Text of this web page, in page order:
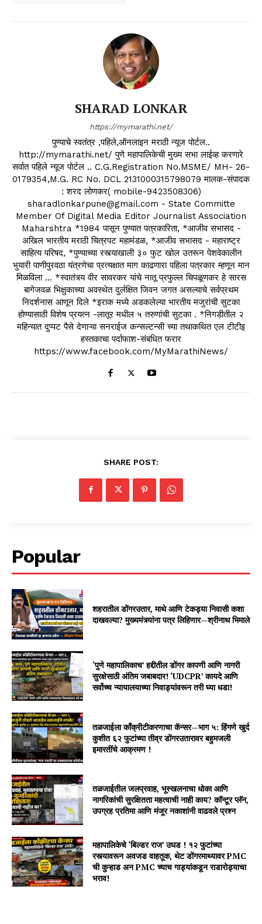
SHARAD LONKAR
https://mymarathi.net/
पुण्याचे स्वतंत्र ,पहिले,ऑनलाइन मराठी न्यूज पोर्टल..
http://mymarathi.net/ पुणे महापालिकेची मुख्य सभा लाईव्ह करणारे
सर्वात पहिले न्यूज पोर्टल .. C.G.Registration No.MSME/ MH- 26-
0179354,M.G. RC No. DCL 2131000315798079 मालक-संपादक
: शरद लोणकर( mobile-9423508306)
sharadlonkarpune@gmail.com - State Committe
Member Of Digital Media Editor Journalist Association
Maharshtra *1984 पासून पुण्यात पत्रकारिता, *आजीव सभासद -
अखिल भारतीय मराठी चित्रपट महामंडळ, *आजीव सभासद - महाराष्ट्र
साहित्य परिषद, *पुण्याच्या रस्त्याखाली ३० फुट खोल उतरून पेशवेकालीन
भुयारी पाणीपुरवठा यंत्रणेचा प्रत्यक्षात माग काढणारा पहिला पत्रकार म्हणून मान
मिळविला ... *स्वातंत्र्य वीर सावरकर यांचे नातू प्रफुल्ल चिपळूणकर हे सारस
बागेजवळ भिक्षुकाच्या अवस्थेत दुर्लक्षित जिवन जगत असल्याचे सर्वप्रथम
निदर्शनास आणून दिले *इराक मध्ये अडकलेल्या भारतीय मजुरांची सुटका
होण्यासाठी विशेष प्रयत्न -लातूर मधील ५ तरुणांची सुटका . *निगडीतील २
महिन्यात दुप्पट पैसे देणाऱ्या सनराईज कन्सल्टन्सी च्या तथाकथित एल टीटीइ
हस्तकाचा पर्दाफाश-संबधित फरार
https://www.facebook.com/MyMarathiNews/
SHARE POST:
Popular
शहरातील डोंगरउतार, माथे आणि टेकड्या निवासी कशा
दाखवल्या? मुख्यमंत्र्यांना पत्र लिहिणार—श्रीनाथ भिमाले
‘पुणे महापालिकाच’ हद्दीतील डोंगर कापणी आणि नागरी
सुरक्षेसाठी अंतिम जबाबदार! ‘UDCPR’ कायदे आणि
सर्वोच्च न्यायालयाच्या निवाड्यांवरून तरी घ्या धडा!
तळजाईला काँक्रीटीकरणाचा कॅन्सर—भाग ५: हिंगणे खुर्द
कुशीत ६२ फुटांच्या तीव्र डोंगरउतारावर बहुमजली
इमारतींचे आक्रमण !
तळजाईतील जलप्रवाह, भूस्खलनाचा धोका आणि
नागरिकांची सुरक्षितता महत्वाची नाही काय? कॉन्टूर प्लॅन,
उपग्रह प्रतिमा आणि मंजूर नकाशांनी वाढवले प्रश्न
महापालिकेचे ‘बिल्डर राज’ उघड ! १२ फुटांच्या
रस्त्यावरून अवजड वाहतूक, थेट डोंगरमाथ्यावर PMC
ची कुऱ्हाड अन PMC च्याच गाड्यांकडून राडारोड्याचा
भराव!